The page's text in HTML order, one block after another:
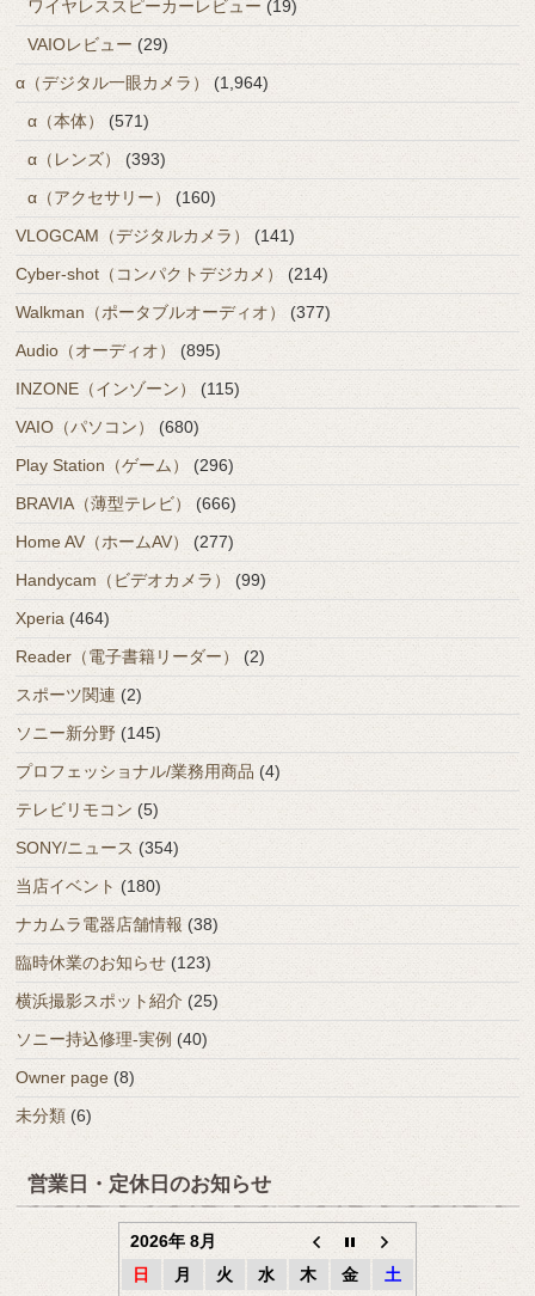
ワイヤレススピーカーレビュー (19)
VAIOレビュー (29)
α（デジタル一眼カメラ）
(1,964)
α（本体）
(571)
α（レンズ）
(393)
α（アクセサリー）
(160)
VLOGCAM（デジタルカメラ）
(141)
Cyber-shot（コンパクトデジカメ）
(214)
Walkman（ポータブルオーディオ）
(377)
Audio（オーディオ）
(895)
INZONE（インゾーン）
(115)
VAIO（パソコン）
(680)
Play Station（ゲーム）
(296)
BRAVIA（薄型テレビ）
(666)
Home AV（ホームAV）
(277)
Handycam（ビデオカメラ） (99)
Xperia (464)
Reader（電子書籍リーダー）
(2)
スポーツ関連 (2)
ソニー新分野 (145)
プロフェッショナル/業務用商品 (4)
テレビリモコン (5)
SONY/ニュース (354)
当店イベント (180)
ナカムラ電器店舗情報(38)
臨時休業のお知らせ (123)
横浜撮影スポット紹介 (25)
ソニー持込修理-実例 (40)
Owner page (8)
未分類 (6)
営業日・定休日のお知らせ
2026年 8月
日
月 火 水 木 金
土